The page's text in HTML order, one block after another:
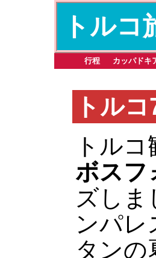
トルコ
行程 カッパドキ
トル
トル
ボスフ
ズし
ンパ
タン